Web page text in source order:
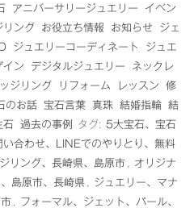
アニバーサリージュエリー
イベン
リング お役立ち情報 お知らせ
ジェ
ジュエリーコーディネート
ジュエ
イン デジタルジュエリー
ネックレ
ジリング リフォーム レッスン
修
のお話 宝石言葉 真珠 結婚指輪
結
石 過去の事例 タグ: 5大宝石、宝石
い合わせ、LINEでのやりとり、無料
リング、長崎県、島原市
オリジナ
島原市、長崎県
ジュエリー、マナ
フォーマル、ジェット、パール、